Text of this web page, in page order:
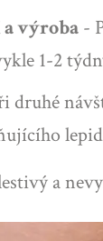
a výroba -
1-2
druhé
a